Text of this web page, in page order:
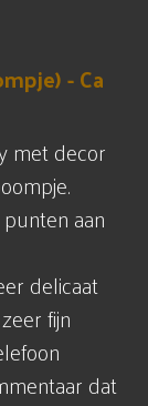
- Ca
met decor
aan
delicaat
fijn
dat